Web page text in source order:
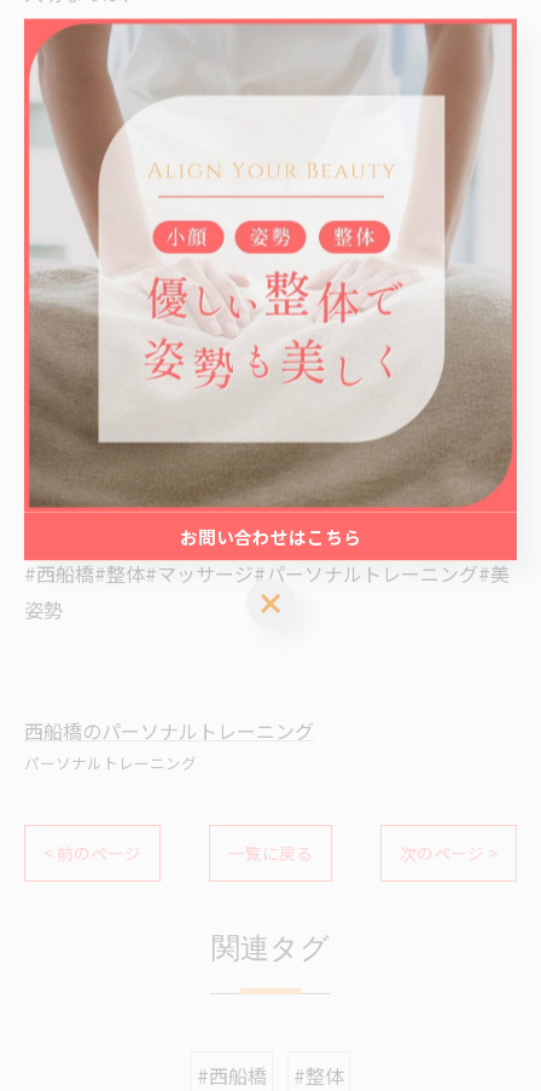
“無理なく続けること”。
姿勢は、
1回で変わるものではなく、
毎日の積み重ねが大切です。
LACIQでは整体で身体を整えながら、
必要に応じて簡単な運動も取り入れ、
戻りにくい身体づくりをサポートしています。
西船橋で肩こり、腰痛、
猫背改善、整体、パーソナルトレーニングを
お探しの方は、
ぜひ一度ご相談ください。
#西船橋#整体#マッサージ#パーソナルトレーニング#美
姿勢
西船橋のパーソナルトレーニング
パーソナルトレーニング
< 前のページ 一覧に戻る 次のページ >
関連タグ
#西船橋 #整体
お問い合わせはこちら
お問い合わせはこちら